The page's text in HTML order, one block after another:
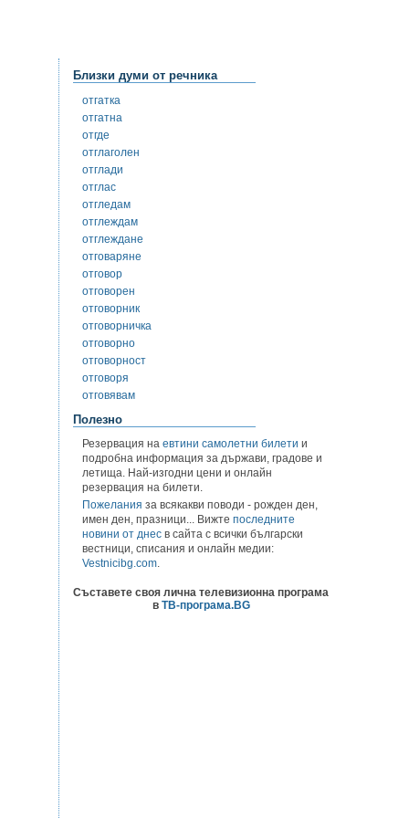
Близки думи от речника
отгатка
отгатна
отгде
отглаголен
отглади
отглас
отгледам
отглеждам
отглеждане
отговаряне
отговор
отговорен
отговорник
отговорничка
отговорно
отговорност
отговоря
отговявам
Полезно
Резервация на евтини самолетни билети и
подробна информация за държави, градове и
летища. Най-изгодни цени и онлайн
резервация на билети.
Пожелания за всякакви поводи - рожден ден,
имен ден, празници... Вижте последните
новини от днес в сайта с всички български
вестници, списания и онлайн медии:
Vestnicibg.com.
Съставете своя лична телевизионна програма
в ТВ-програма.BG